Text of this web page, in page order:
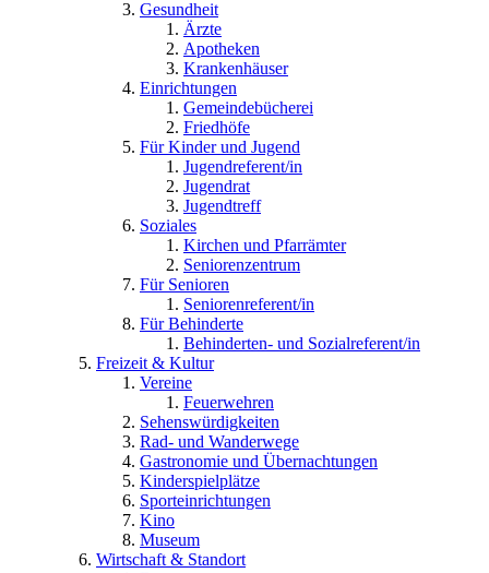
Gesundheit
Ärzte
Apotheken
Krankenhäuser
Einrichtungen
Gemeindebücherei
Friedhöfe
Für Kinder und Jugend
Jugendreferent/in
Jugendrat
Jugendtreff
Soziales
Kirchen und Pfarrämter
Seniorenzentrum
Für Senioren
Seniorenreferent/in
Für Behinderte
Behinderten- und Sozialreferent/in
Freizeit & Kultur
Vereine
Feuerwehren
Sehenswürdigkeiten
Rad- und Wanderwege
Gastronomie und Übernachtungen
Kinderspielplätze
Sporteinrichtungen
Kino
Museum
Wirtschaft & Standort